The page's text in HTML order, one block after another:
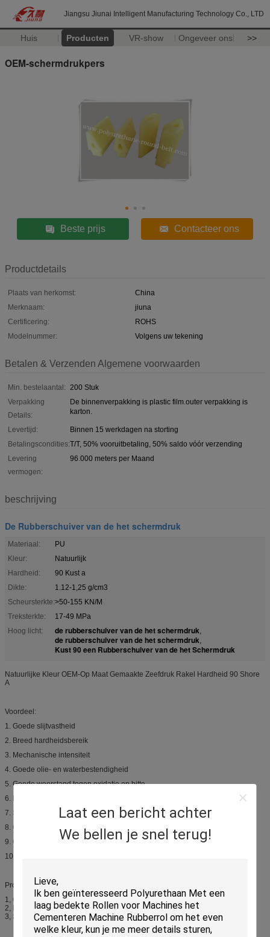
Jiangsu Jiunai Intelligent Manufacturing Technology Co., LTD
Huis Producten VR-show Ongeveer ons >>
Laat een bericht achter
We bellen je snel terug!
OEM-schermdrukpers
Beste prijs Contacteer ons
Productdetails
Plaats van herkomst:
China
Merknaam:
jiuna
Certificering:
ROHS
Modelnummer:
Volgens uw tekening
Betalen & Verzenden Algemene voorwaarden
Min. bestelaantal: 200 Stuk
Verpakking
Details:
De binnenverpakking is plastic film.outer verpakking is
karton.
Levertijd:
Binnen 15 werkdagen na storting
Betalingscondities:T/T, 50% vooruitbetaling, 50% saldo vóór verzending
Levering
vermogen:
96.000 meters per Maand
beschrijving
De Rubberschuiver van de het schermdruk
Materiaal:
PU
Kleur:
Natuurlijk
Hardheid:
90 Kust a
Dikte:
1.12-1,25 g/cm3
Scheursterkte:>50-155 KN/M
Treksterkte:
17-49 MPa
Hoog licht:
de rubberschuiver van de het schermdruk,
de rubberschuiver van de het schermdruk,
Kust 90 een Rubberschuiver van de het Schermdruk
Natuurlijke Kleur OEM-Op Maat Gemaakte Zeefdruk Rakel Hardheid 90 Shore
A
Voordeel:
1. Goede slijtvastheid
2. Breed hardheidsbereik
3. Mechanische intensiteit
4. Goede olie- en waterbestendigheid
5. Goede weerstand tegen oxidatie en hitte
6. Lage temperatuurbestendigheid
7. Schokabsorptie
8. Goede elektrische isolatie-eigenschappen
9. Goede scheurweerstand
10. Lage compressieset
Product Samenvatting
1, Oplosmiddelbestendigheid, Goed herslijpbare zeefdrukrakels
2, Perfecte elasticiteit, Uitstekende rand, Lage zwelling zeefdrukrakels
3, Slijtvastheid, Verschillende oplosmiddelbestendigheid, zeefdrukrakels